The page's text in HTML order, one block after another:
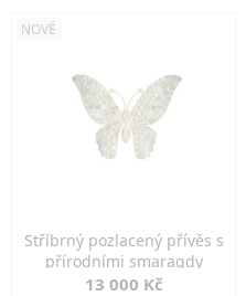
NOVÉ
Stříbrný pozlacený přívěs s
přírodními smaragdy
13 000 Kč